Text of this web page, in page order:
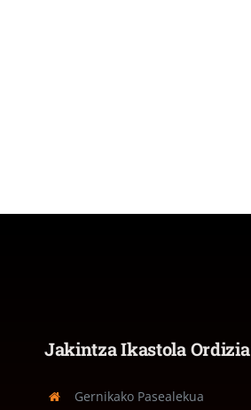
Jakintza Ikastola Ordizia
Gernikako Pasealekua